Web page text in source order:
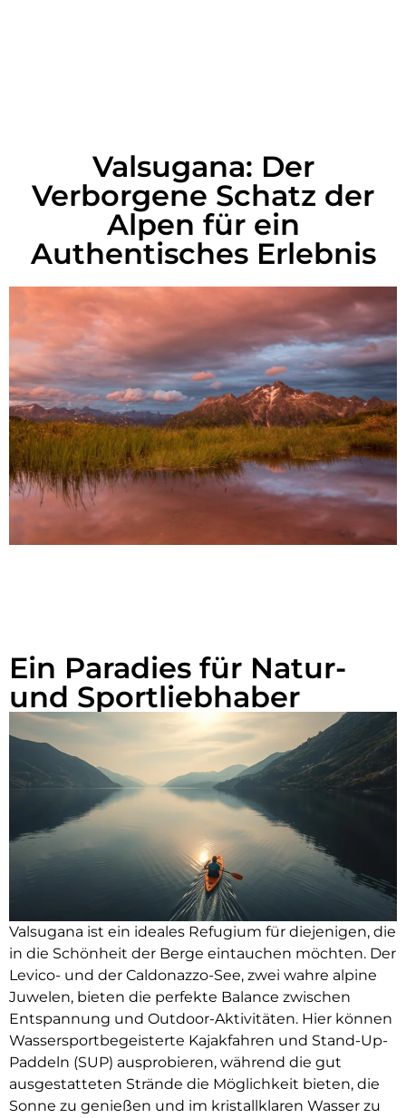
Valsugana: Der
Verborgene Schatz der
Alpen für ein
Authentisches Erlebnis
Ein Paradies für Natur-
und Sportliebhaber
Valsugana ist ein ideales Refugium für diejenigen, die
in die Schönheit der Berge eintauchen möchten. Der
Levico- und der Caldonazzo-See, zwei wahre alpine
Juwelen, bieten die perfekte Balance zwischen
Entspannung und Outdoor-Aktivitäten. Hier können
Wassersportbegeisterte Kajakfahren und Stand-Up-
Paddeln (SUP) ausprobieren, während die gut
ausgestatteten Strände die Möglichkeit bieten, die
Sonne zu genießen und im kristallklaren Wasser zu